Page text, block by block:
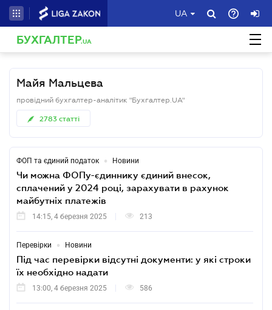
UA
БУХГАЛТЕР.UA
Майя Мальцева
провідний бухгалтер-аналітик "Бухгалтер.UA"
2783 статті
ФОП та єдиний податок • Новини
Чи можна ФОПу-єдиннику єдиний внесок,
сплачений у 2024 році, зарахувати в рахунок
майбутніх платежів
14:15, 4 березня 2025 213
Перевірки • Новини
Під час перевірки відсутні документи: у які строки
їх необхідно надати
13:00, 4 березня 2025 586